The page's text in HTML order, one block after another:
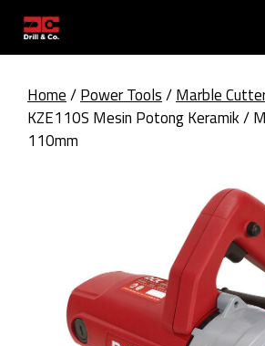
content
Home/Power Tools/Marble
KZE110S Mesin Potong Keramik /
110mm